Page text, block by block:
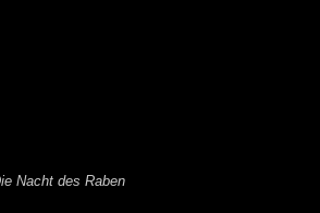
Nacht des Raben